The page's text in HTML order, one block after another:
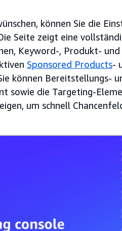
können Sie die
Seite zeigt eine
Keyword-, Produkt- und
Sponsored Products-
können Bereitstellungs-
sowie die Targeting-
um schnell